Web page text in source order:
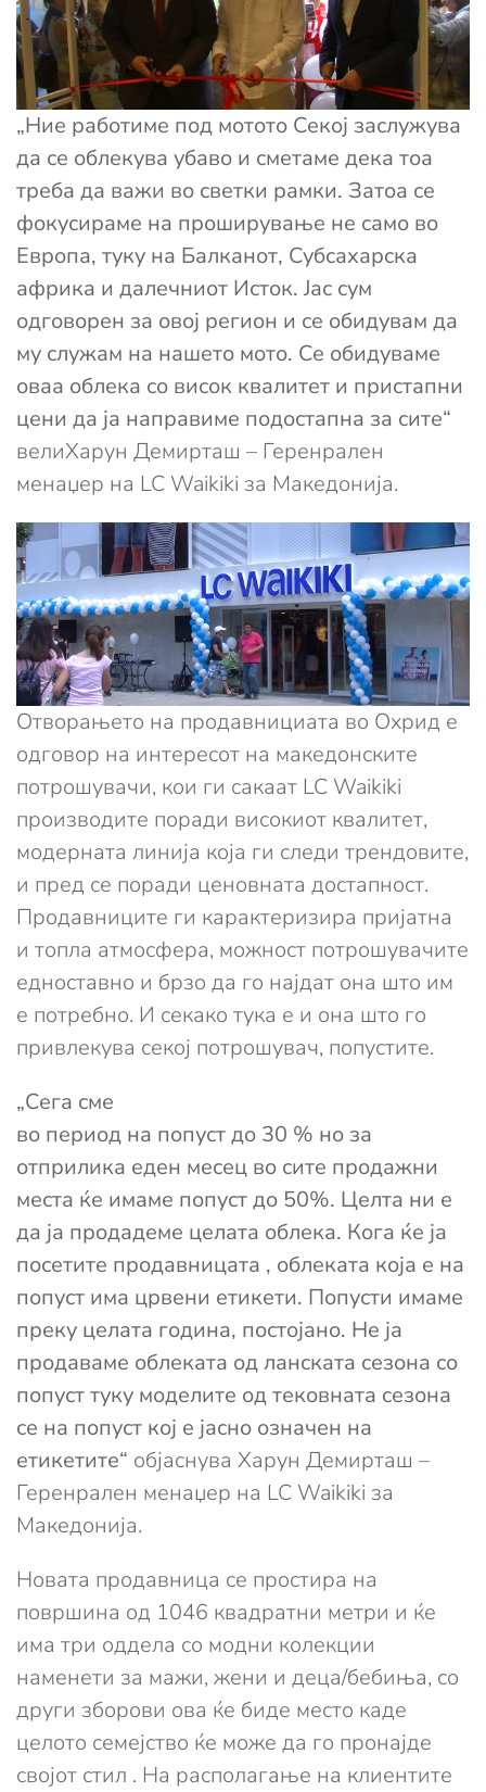
„Ние работиме под мотото Секој заслужува
да се облекува убаво и сметаме дека тоа
треба да важи во светки рамки. Затоа се
фокусираме на проширување не само во
Европа, туку на Балканот, Субсахарска
африка и далечниот Исток. Јас сум
одговорен за овој регион и се обидувам да
му служам на нашето мото. Се обидуваме
оваа облека со висок квалитет и пристапни
цени да ја направиме подостапна за сите“
велиХарун Демирташ – Геренрален
менаџер на LC Waikiki за Македонија.
Отворањето на продавнициата во Охрид е
одговор на интересот на македонските
потрошувачи, кои ги сакаат LC Waikiki
производите поради високиот квалитет,
модерната линија која ги следи трендовите,
и пред се поради ценовната достапност.
Продавниците ги карактеризира пријатна
и топла атмосфера, можност потрошувачите
едноставно и брзо да го најдат она што им
е потребно. И секако тука е и она што го
привлекува секој потрошувач, попустите.
„Сега сме
во период на попуст до 30 % но за
отприлика еден месец во сите продажни
места ќе имаме попуст до 50%. Целта ни е
да ја продадеме целата облека. Кога ќе ја
посетите продавницата , облеката која е на
попуст има црвени етикети. Попусти имаме
преку целата година, постојано. Не ја
продаваме облеката од ланската сезона со
попуст туку моделите од тековната сезона
се на попуст кој е јасно означен на
етикетите“ објаснува Харун Демирташ –
Геренрален менаџер на LC Waikiki за
Македонија.
Новата продавница се простира на
површина од 1046 квадратни метри и ќе
има три оддела со модни колекции
наменети за мажи, жени и деца/бебиња, со
други зборови ова ќе биде место каде
целото семејство ќе може да го пронајде
својот стил . На располагање на клиентите